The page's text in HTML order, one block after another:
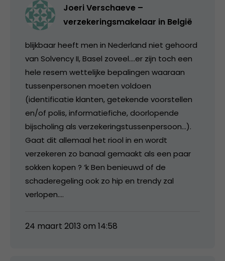
Joeri Verschaeve –
verzekeringsmakelaar in België
blijkbaar heeft men in Nederland niet gehoord
van Solvency II, Basel zoveel….er zijn toch een
hele resem wettelijke bepalingen waaraan
tussenpersonen moeten voldoen
(identificatie klanten, getekende voorstellen
en/of polis, informatiefiche, doorlopende
bijscholing als verzekeringstussenpersoon…).
Gaat dit allemaal het riool in en wordt
verzekeren zo banaal gemaakt als een paar
sokken kopen ? ‘k Ben benieuwd of de
schaderegeling ook zo hip en trendy zal
verlopen….
24 maart 2013 om 14:58